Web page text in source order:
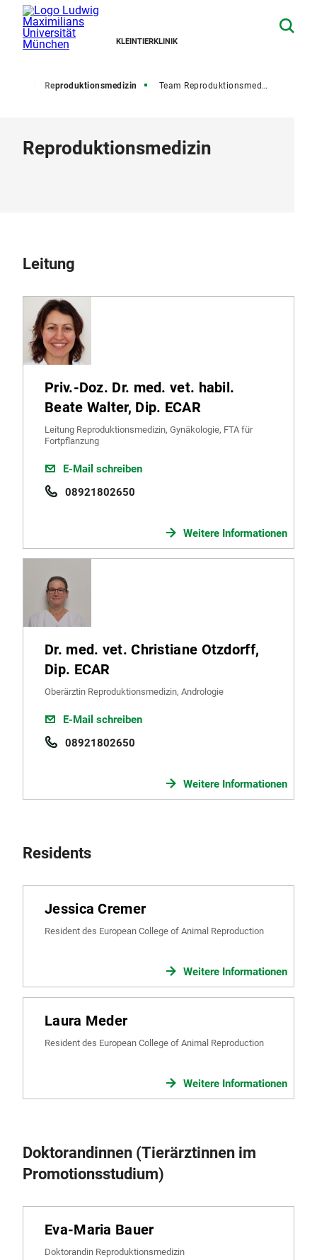
KLEINTIERKLINIK
Reproduktionsmedizin Team Reproduktionsmedizin
Reproduktionsmedizin
Leitung
Priv.-Doz. Dr. med. vet. habil.
Beate Walter, Dip. ECAR
Leitung Reproduktionsmedizin, Gynäkologie, FTA für
Fortpflanzung
E-Mail schreiben
08921802650
Weitere Informationen
Dr. med. vet. Christiane Otzdorff,
Dip. ECAR
Oberärztin Reproduktionsmedizin, Andrologie
E-Mail schreiben
08921802650
Weitere Informationen
Residents
Jessica Cremer
Resident des European College of Animal Reproduction
Weitere Informationen
Laura Meder
Resident des European College of Animal Reproduction
Weitere Informationen
Doktorandinnen (Tierärztinnen im
Promotionsstudium)
Eva-Maria Bauer
Doktorandin Reproduktionsmedizin